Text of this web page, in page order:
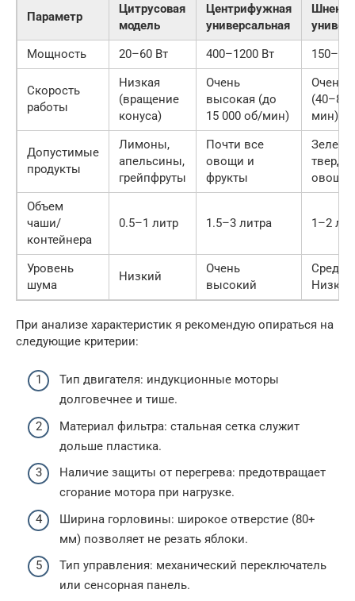
Параметр
Цитрусовая
модель
Центрифужная
универсальная
Мощность
20–60 Вт 400–1200 Вт
Скорость
работы
Низкая
(вращение
конуса)
Очень
высокая (до
15 000 об/мин)
Очень
(40–80
мин)
Допустимые
продукты
Лимоны,
апельсины,
грейпфруты
Почти все
овощи и
фрукты
овощи
Объем
чаши/
контейнера
0.5–1 литр 1.5–3 литра 1–2
Уровень
шума
Низкий
Очень
высокий
Низкий
При анализе характеристик я рекомендую опираться на
следующие критерии:
Тип двигателя: индукционные моторы
долговечнее и тише.
Материал фильтра: стальная сетка служит
дольше пластика.
Наличие защиты от перегрева: предотвращает
сгорание мотора при нагрузке.
Ширина горловины: широкое отверстие (80+
мм) позволяет не резать яблоки.
Тип управления: механический переключатель
или сенсорная панель.